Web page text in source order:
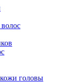
кожи головы